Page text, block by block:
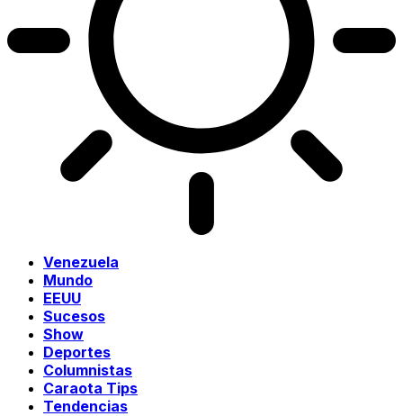
Venezuela
Mundo
EEUU
Sucesos
Show
Deportes
Columnistas
Caraota Tips
Tendencias